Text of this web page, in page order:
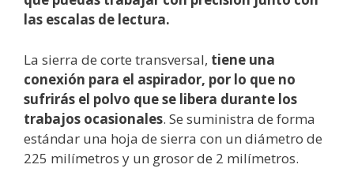
las escalas de lectura.
La sierra de corte transversal, tiene una
conexión para el aspirador, por lo que no
sufrirás el polvo que se libera durante los
trabajos ocasionales. Se suministra de forma
estándar una hoja de sierra con un diámetro de
225 milímetros y un grosor de 2 milímetros.